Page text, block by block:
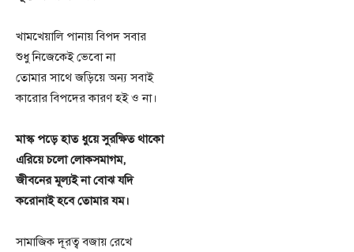
খামখেয়ালি পানায় বিপদ সবার
শুধু নিজেকেই ভেবো না
তোমার সাথে জড়িয়ে অন্য সবাই
কারোর বিপদের কারণ হই ও না।
মাস্ক পড়ে হাত ধুয়ে সুরক্ষিত থাকো
এরিয়ে চলো লোকসমাগম,
জীবনের মূল্যই না বোঝ যদি
করোনাই হবে তোমার যম।
সামাজিক দূরত্ব বজায় রেখে